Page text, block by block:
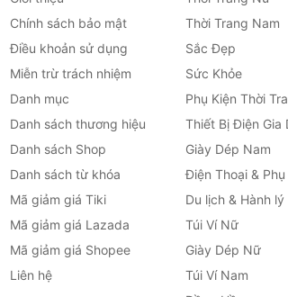
Chính sách bảo mật
Điều khoản sử dụng
Miễn trừ trách nhiệm
Danh mục
Danh sách thương hiệu
Danh sách Shop
Danh sách từ khóa
Mã giảm giá Tiki
Mã giảm giá Lazada
Mã giảm giá Shopee
Liên hệ
Thời Trang Nam
Sắc Đẹp
Sức Khỏe
Phụ Kiện Thời
Thiết Bị Điện Gia
Giày Dép Nam
Điện Thoại & Phụ
Du lịch & Hành lý
Túi Ví Nữ
Giày Dép Nữ
Túi Ví Nam